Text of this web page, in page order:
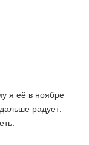
я её в ноябре
радует,